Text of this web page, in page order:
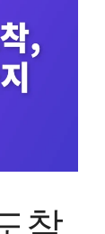
착,